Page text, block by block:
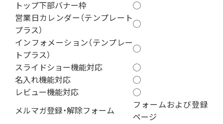
トップ下部バナー枠
◯
営業日カレンダー（テンプレート
プラス）
◯
インフォメーション（テンプレー
トプラス）
◯
スライドショー機能対応
◯
名入れ機能対応
◯
レビュー機能対応
◯
メルマガ登録・解除フォーム
フォームおよび登録
ページ